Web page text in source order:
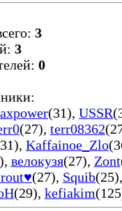
3
3
0
(31), USSR
(27), terr08362
, Kaffainoe_Zlo
, велокузя(27), Zont
(27), Squib(25),
(29), kefiakim